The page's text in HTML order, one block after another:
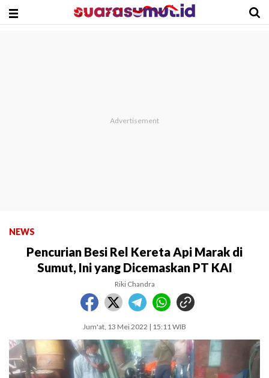
NEWS
Pencurian Besi Rel Kereta Api Marak di
Sumut, Ini yang Dicemaskan PT KAI
Riki Chandra
Jum'at, 13 Mei 2022 | 15:11 WIB